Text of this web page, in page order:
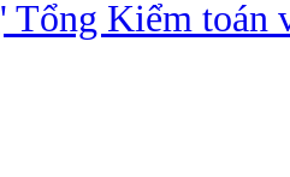
Tổng Kiểm toán